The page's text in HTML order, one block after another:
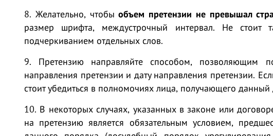
8. Желательно, чтобыобъем претензии не превышал
размер шрифта, междустрочный интервал. Не стоит
подчеркиванием отдельных слов.
9. Претензию направляйте способом, позволяющим
направления претензии и дату направления претензии.
стоит убедиться в полномочиях лица, получающего данный
10. В некоторых случаях, указанных в законе или
на претензию является обязательным условием,